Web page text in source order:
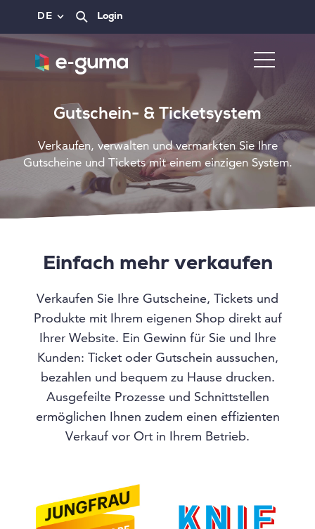
DE Login
Gutschein- & Ticketsystem
Verkaufen, verwalten und vermarkten Sie Ihre
Gutscheine und Tickets mit einem einzigen System.
Einfach mehr verkaufen
Verkaufen Sie Ihre Gutscheine, Tickets und
Produkte mit Ihrem eigenen Shop direkt auf
Ihrer Website. Ein Gewinn für Sie und Ihre
Kunden: Ticket oder Gutschein aussuchen,
bezahlen und bequem zu Hause drucken.
Ausgefeilte Prozesse und Schnittstellen
ermöglichen Ihnen zudem einen effizienten
Verkauf vor Ort in Ihrem Betrieb.